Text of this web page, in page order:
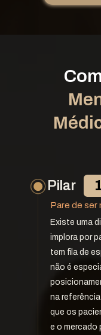
Pilar
Pare de ser
Existe uma
implora por
tem fila de
não é
na
que os
e o mercado